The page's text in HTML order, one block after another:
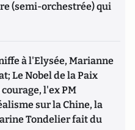
(semi-orchestrée) qui
à l'Elysée, Marianne
Le Nobel de la Paix
l'ex PM
sur la Chine, la
Tondelier fait du